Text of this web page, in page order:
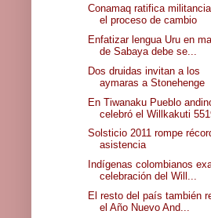
Conamaq ratifica
el proceso de cambio
Enfatizar lengua Uru en
de Sabaya debe se...
Dos druidas invitan a los
aymaras a Stonehenge
En Tiwanaku Pueblo
celebró el Willkakuti
Solsticio 2011 rompe
asistencia
Indígenas colombianos
celebración del Will...
El resto del país también
el Año Nuevo And...